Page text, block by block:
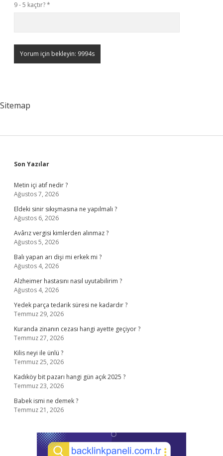
9 - 5 kaçtır?*
Sitemap
Sidebar
Son Yazılar
Metin içi atıf nedir ?
Ağustos 7, 2026
Eldeki sinir sıkışmasına ne yapılmalı ?
Ağustos 6, 2026
Avârız vergisi kimlerden alınmaz ?
Ağustos 5, 2026
Balı yapan arı dişi mi erkek mi ?
Ağustos 4, 2026
Alzheimer hastasını nasıl uyutabilirim ?
Ağustos 4, 2026
Yedek parça tedarik süresi ne kadardır ?
Temmuz 29, 2026
Kuranda zinanın cezası hangi ayette geçiyor ?
Temmuz 27, 2026
Kilis neyi ile ünlü ?
Temmuz 25, 2026
Kadıköy bit pazarı hangi gün açık 2025 ?
Temmuz 23, 2026
Babek ismi ne demek ?
Temmuz 21, 2026